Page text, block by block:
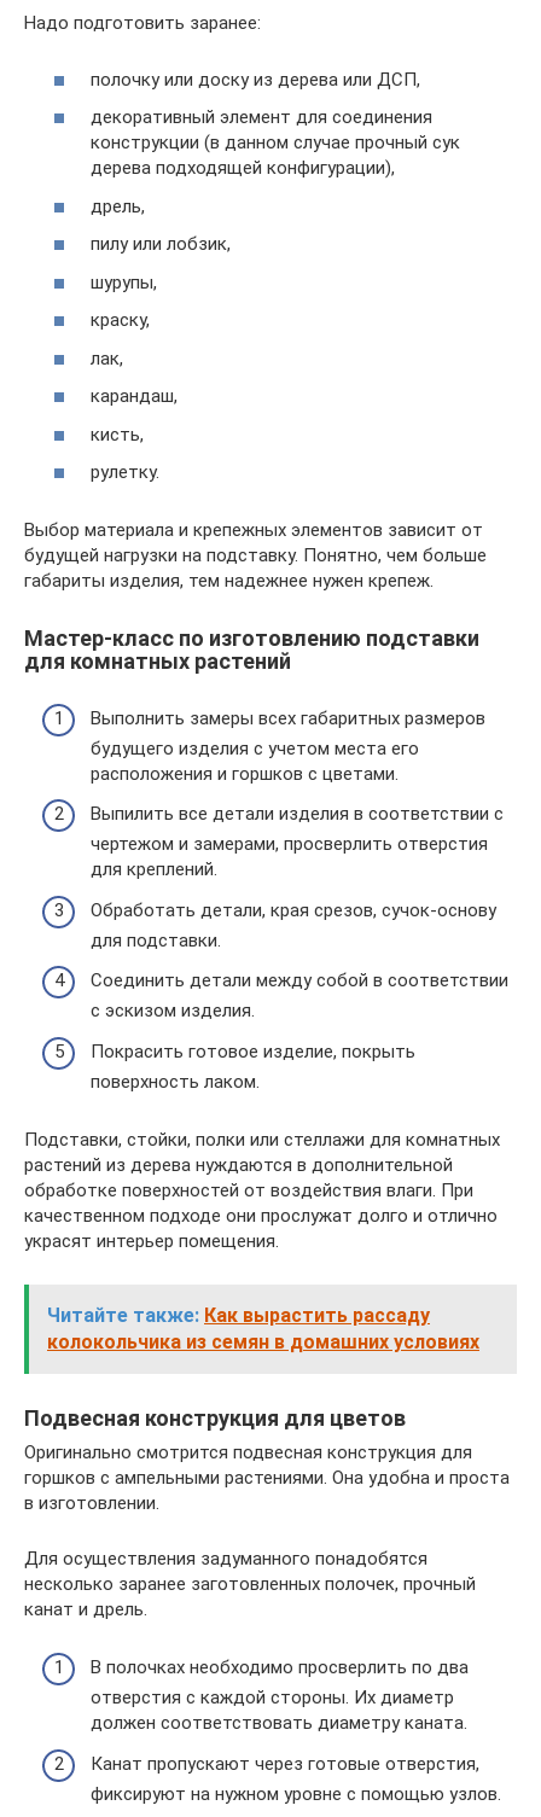
Надо подготовить заранее:
полочку или доску из дерева или ДСП,
декоративный элемент для соединения
конструкции (в данном случае прочный сук
дерева подходящей конфигурации),
дрель,
пилу или лобзик,
шурупы,
краску,
лак,
карандаш,
кисть,
рулетку.
Выбор материала и крепежных элементов зависит от
будущей нагрузки на подставку. Понятно, чем больше
габариты изделия, тем надежнее нужен крепеж.
Мастер-класс по изготовлению подставки
для комнатных растений
Выполнить замеры всех габаритных размеров
будущего изделия с учетом места его
расположения и горшков с цветами.
Выпилить все детали изделия в соответствии с
чертежом и замерами, просверлить отверстия
для креплений.
Обработать детали, края срезов, сучок-основу
для подставки.
Соединить детали между собой в соответствии
с эскизом изделия.
Покрасить готовое изделие, покрыть
поверхность лаком.
Подставки, стойки, полки или стеллажи для комнатных
растений из дерева нуждаются в дополнительной
обработке поверхностей от воздействия влаги. При
качественном подходе они прослужат долго и отлично
украсят интерьер помещения.
Читайте также: Как вырастить рассаду
колокольчика из семян в домашних условиях
Подвесная конструкция для цветов
Оригинально смотрится подвесная конструкция для
горшков с ампельными растениями. Она удобна и проста
в изготовлении.
Для осуществления задуманного понадобятся
несколько заранее заготовленных полочек, прочный
канат и дрель.
В полочках необходимо просверлить по два
отверстия с каждой стороны. Их диаметр
должен соответствовать диаметру каната.
Канат пропускают через готовые отверстия,
фиксируют на нужном уровне с помощью узлов.